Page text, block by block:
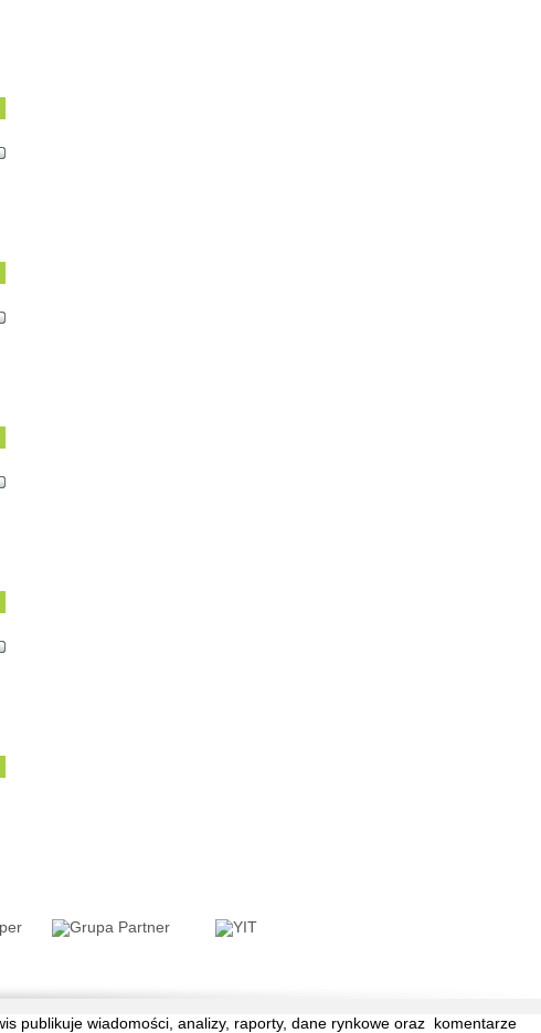
publikuje wiadomości, analizy, raporty, dane rynkowe oraz komentarze